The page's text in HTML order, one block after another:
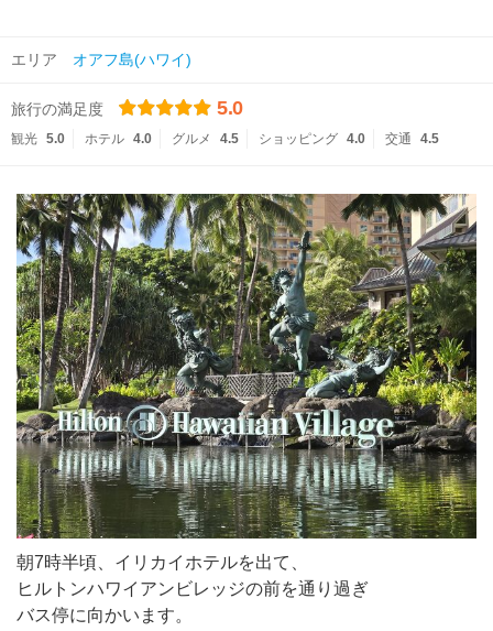
エリア オアフ島(ハワイ)
旅行の満足度 5.0
観光 5.0 ホテル 4.0 グルメ 4.5 ショッピング 4.0 交通 4.5
朝7時半頃、イリカイホテルを出て、
ヒルトンハワイアンビレッジの前を通り過ぎ
バス停に向かいます。